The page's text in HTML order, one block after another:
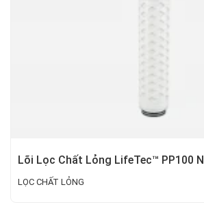
Lõi Lọc Chất Lỏng LifeTec™ PP100 N
LỌC CHẤT LỎNG